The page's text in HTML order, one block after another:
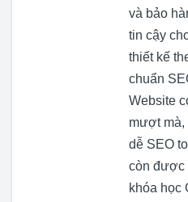
và bảo
tin cậy
thiết kế
chuẩn
Website
mượt mà,
dễ SEO
còn được
khóa học